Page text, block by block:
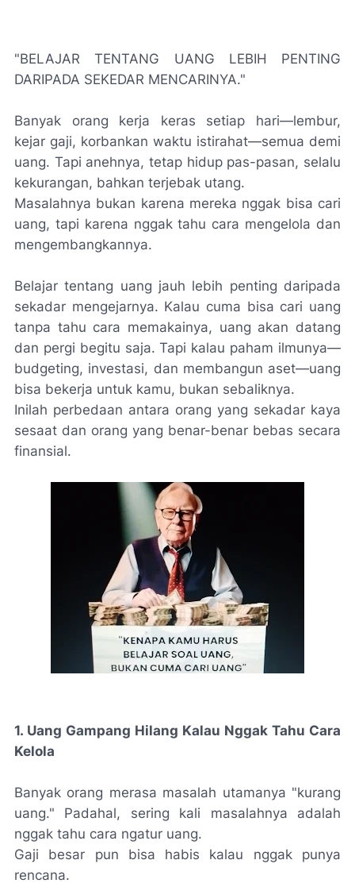
"BELAJAR TENTANG UANG LEBIH PENTING
DARIPADA SEKEDAR MENCARINYA."
Banyak orang kerja keras setiap hari—lembur,
kejar gaji, korbankan waktu istirahat—semua demi
uang. Tapi anehnya, tetap hidup pas-pasan, selalu
kekurangan, bahkan terjebak utang.
Masalahnya bukan karena mereka nggak bisa cari
uang, tapi karena nggak tahu cara mengelola dan
mengembangkannya.
Belajar tentang uang jauh lebih penting daripada
sekadar mengejarnya. Kalau cuma bisa cari uang
tanpa tahu cara memakainya, uang akan datang
dan pergi begitu saja. Tapi kalau paham ilmunya—
budgeting, investasi, dan membangun aset—uang
bisa bekerja untuk kamu, bukan sebaliknya.
Inilah perbedaan antara orang yang sekadar kaya
sesaat dan orang yang benar-benar bebas secara
finansial.
1. Uang Gampang Hilang Kalau Nggak Tahu Cara
Kelola
Banyak orang merasa masalah utamanya "kurang
uang." Padahal, sering kali masalahnya adalah
nggak tahu cara ngatur uang.
Gaji besar pun bisa habis kalau nggak punya
rencana.